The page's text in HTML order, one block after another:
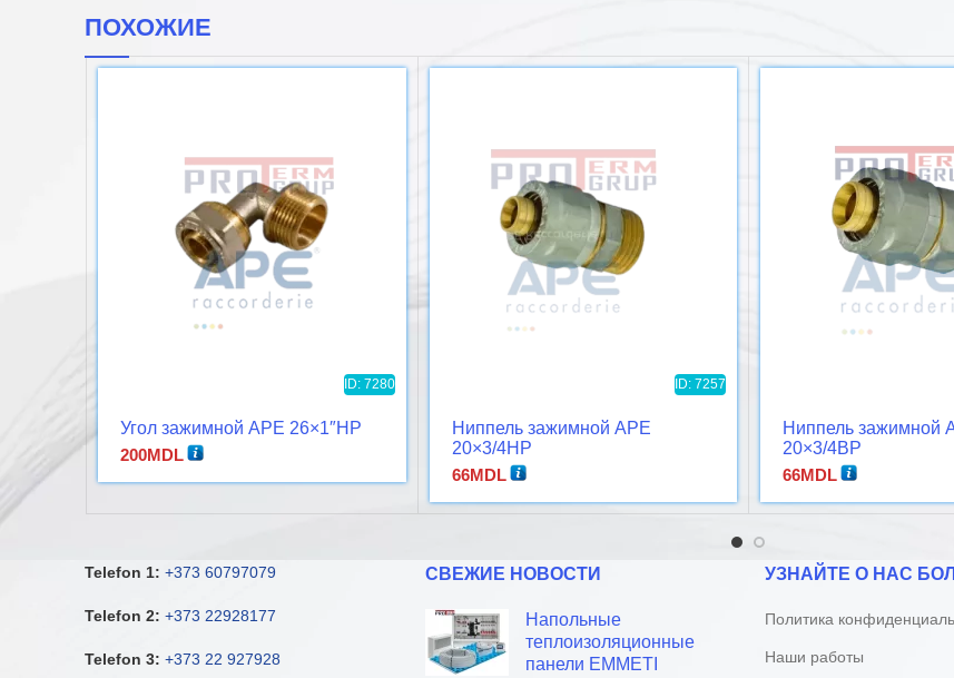
ПОХОЖИЕ
ID: 7280
Угол зажимной APE 26×1″НР
200MDL
ID: 7257
Ниппель зажимной APE
20×3/4НР
66MDL
Ниппель зажимной
20×3/4ВР
66MDL
Telefon 1: +373 60797079
Telefon 2: +373 22928177
Telefon 3: +373 22 927928
СВЕЖИЕ НОВОСТИ
Напольные
теплоизоляционные
панели EMMETI
УЗНАЙТЕ О НАС
Политика
Наши работы